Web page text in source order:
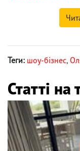
Теги: шоу-бізнес,
Статті на